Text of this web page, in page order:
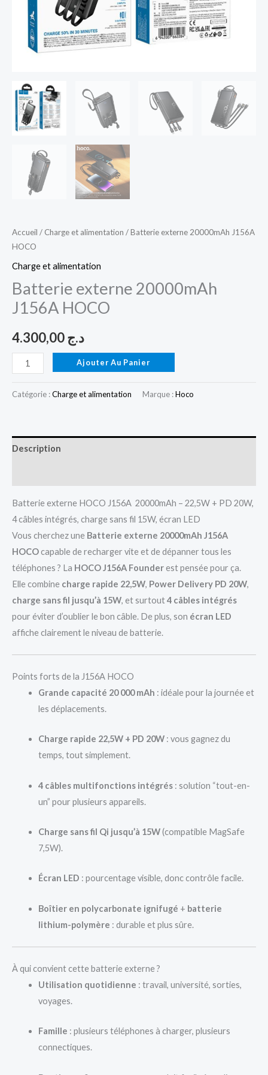
Accueil / Charge et alimentation / Batterie externe 20000mAh J156A
HOCO
Charge et alimentation
Batterie externe 20000mAh
J156A HOCO
د.ج
Ajouter Au Panier
Catégorie :Charge et alimentation Marque :Hoco
Description
Batterie externe HOCO J156A 20000mAh – 22,5W + PD 20W,
4 câbles intégrés, charge sans fil 15W, écran LED
Vous cherchez une Batterie externe 20000mAh J156A
HOCOcapable de recharger vite et de dépanner tous les
téléphones ? La HOCO J156A Founderest pensée pour ça.
Elle combine charge rapide 22,5W, Power Delivery PD 20W,
charge sans fil jusqu’à 15W, et surtout4 câbles intégrés
pour éviter d’oublier le bon câble. De plus, son écran LED
affiche clairement le niveau de batterie.
Points forts de la J156A HOCO
Grande capacité 20 000 mAh : idéale pour la journée et
les déplacements.
Charge rapide 22,5W + PD 20W: vous gagnez du
temps, tout simplement.
4 câbles multifonctions intégrés: solution “tout-en-
un” pour plusieurs appareils.
Charge sans fil Qi jusqu’à 15W(compatible MagSafe
7,5W).
Écran LED : pourcentage visible, donc contrôle facile.
Boîtier en polycarbonate ignifugé + batterie
lithium-polymère : durable et plus sûre.
À qui convient cette batterie externe ?
Utilisation quotidienne : travail, université, sorties,
voyages.
Famille : plusieurs téléphones à charger, plusieurs
connectiques.